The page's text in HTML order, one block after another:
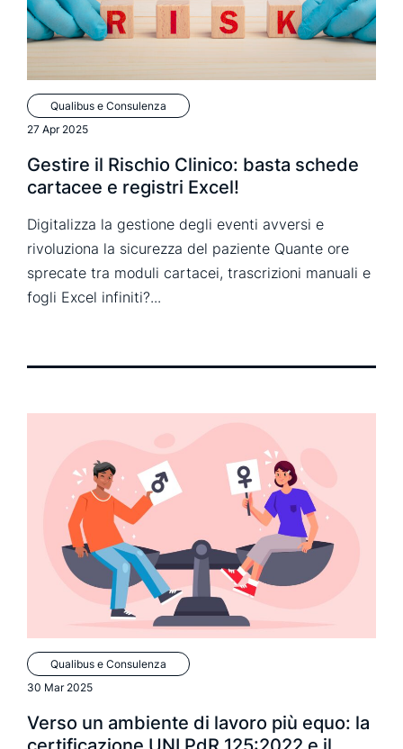
Qualibus e Consulenza
27 Apr 2025
Gestire il Rischio Clinico: basta schede
cartacee e registri Excel!
Digitalizza la gestione degli eventi avversi e
rivoluziona la sicurezza del paziente Quante ore
sprecate tra moduli cartacei, trascrizioni manuali e
fogli Excel infiniti?...
Qualibus e Consulenza
30 Mar 2025
Verso un ambiente di lavoro più equo: la